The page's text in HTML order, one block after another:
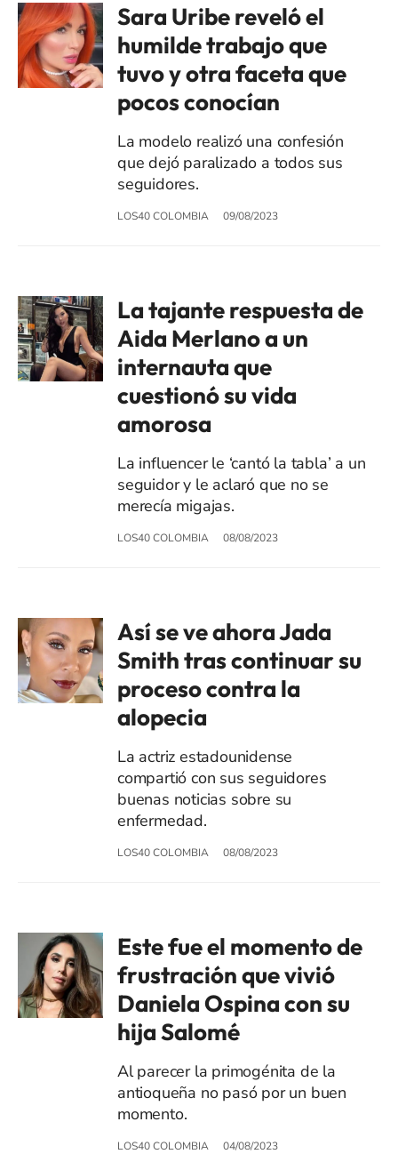
Sara Uribe reveló el
humilde trabajo que
tuvo y otra faceta que
pocos conocían
La modelo realizó una confesión
que dejó paralizado a todos sus
seguidores.
LOS40 COLOMBIA 09/08/2023
La tajante respuesta de
Aida Merlano a un
internauta que
cuestionó su vida
amorosa
La influencer le ‘cantó la tabla’ a un
seguidor y le aclaró que no se
merecía migajas.
LOS40 COLOMBIA 08/08/2023
Así se ve ahora Jada
Smith tras continuar su
proceso contra la
alopecia
La actriz estadounidense
compartió con sus seguidores
buenas noticias sobre su
enfermedad.
LOS40 COLOMBIA 08/08/2023
Este fue el momento de
frustración que vivió
Daniela Ospina con su
hija Salomé
Al parecer la primogénita de la
antioqueña no pasó por un buen
momento.
LOS40 COLOMBIA 04/08/2023